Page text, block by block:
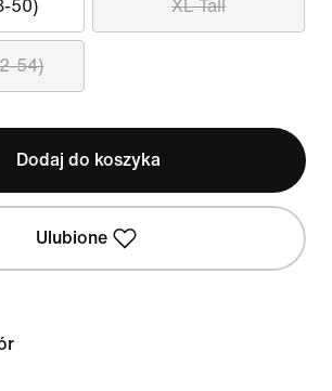
50) XL Tall
54)
Dodaj do koszyka
Ulubione